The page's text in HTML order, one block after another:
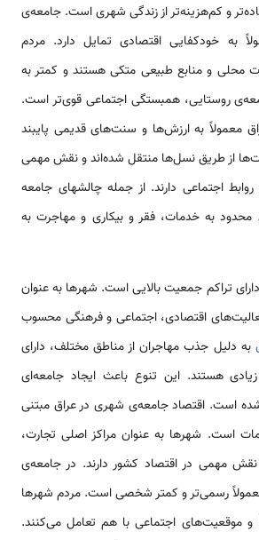
و کم‌هزینه‌تر از زندگی شهری است. جامعه‌ی
به خودکفایی اقتصادی تمایل دارد. مردم
محلی و منابع طبیعی متکی هستند و کمتر به
روستایی، همبستگی اجتماعی قوی‌تر است.
معمولاً به ارزش‌ها و سنت‌های قدیمی پایبند
از طریق نسل‌ها منتقل شده‌اند و نقش مهمی
اجتماعی دارند. از جمله چالشهای جامعه
به خدمات، فقر و بیکاری و مهاجرت به
تراکم جمعیت بالایی است. شهرها به عنوان
اقتصادی، اجتماعی و فرهنگی محسوب
به دلیل جذب مهاجران از مناطق مختلف، دارای
هستند. این تنوع باعث ایجاد جامعه‌ای
است. اقتصاد جامعه‌ی شهری در عراق مبتنی
است. شهرها به عنوان مراکز اصلی تجارت،
نقش مهمی در اقتصاد کشور دارند. در جامعه‌ی
رسمی‌تر و کمتر شخصی است. مردم شهرها
موقعیت‌های اجتماعی با هم تعامل می‌کنند.